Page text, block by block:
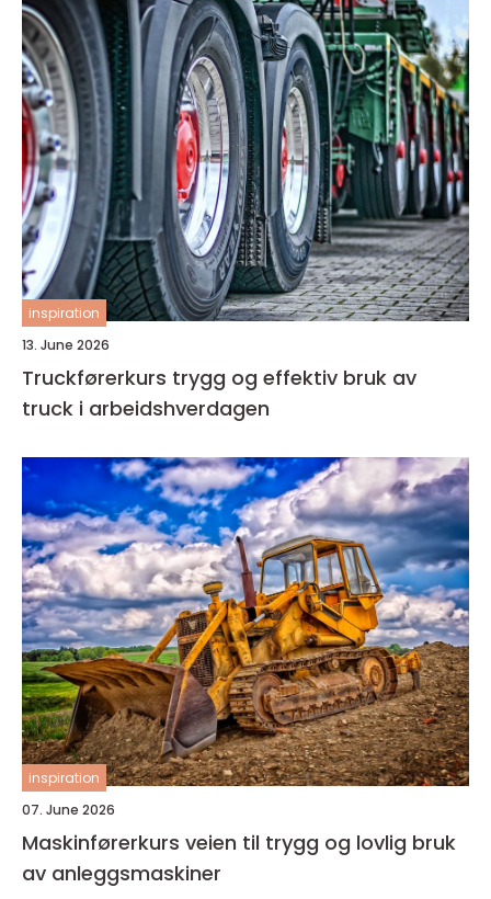
inspiration
13. June 2026
Truckførerkurs trygg og effektiv bruk av
truck i arbeidshverdagen
inspiration
07. June 2026
Maskinførerkurs veien til trygg og lovlig bruk
av anleggsmaskiner